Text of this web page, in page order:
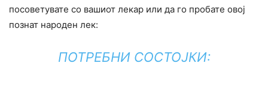
посоветувате со вашиот лекар или да го пробате овој
познат народен лек:
ПОТРЕБНИ СОСТОЈКИ: